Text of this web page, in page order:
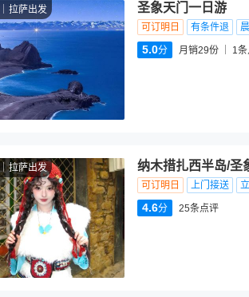
拉萨出发 圣象天门一日游
可订明日 有条件退
5.0分 月销29份 1
拉萨出发 纳木措扎西半岛/圣
可订明日 上门接送
4.6分 25条点评